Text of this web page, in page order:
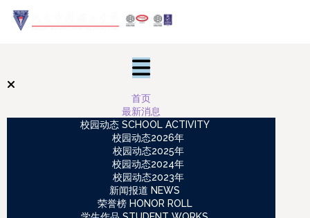
首页
最新消息
校园动态 SCHOOL ACTIVITY
校园动态2026年
校园动态2025年
校园动态2024年
校园动态2023年
新闻报道 NEWS
荣誉榜 HONOR ROLL